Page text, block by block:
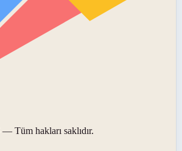
— Tüm hakları saklıdır.